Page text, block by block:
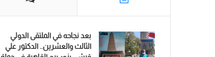
بعد نجاحه في الملتقى الدولي
الثالث والعشرين.. الدكتور علي